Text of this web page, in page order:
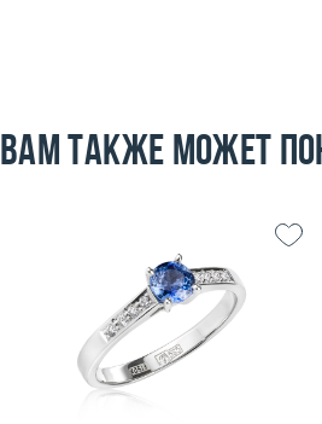
Вам также может
Материал
золото 585 пробы